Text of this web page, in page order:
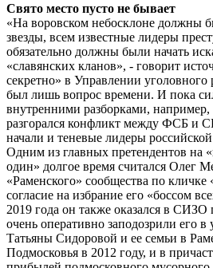
Свято место пусто не бывает
«На воровском небосклоне должны
звезды, всем известные лидеры
обязательно должны были начать
«славянских кланов», - говорит
секретно» в Управлении
был лишь вопрос времени. И пока
внутренними разборками, например,
разгорался конфликт между ФСБ и
начали и теневые лидеры
Одним из главных претендентов на
один» долгое время считался Олег
«Раменского» сообщества по
согласие на избрание его «боссом
2019 года он также оказался в СИЗО
очень оперативно заподозрили его в
Татьяны Сидоровой и ее семьи в
Подмосковья в 2012 году, и в